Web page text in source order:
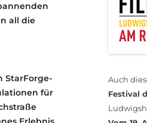
all die
StarForge-
für
Auch
Festival